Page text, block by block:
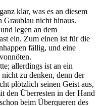
klar, was es an diesem
Graublau nicht hinaus.
legen an dem
ein. Zum einen ist für die
fällig, und eine
allerdings ist an ein
zu denken, denn der
plötzlich seinen Geist aus,
den Überresten in der Hand
beim Überqueren des